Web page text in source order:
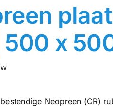
500 x
Neopreen (CR)